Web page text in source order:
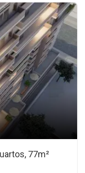
77m²